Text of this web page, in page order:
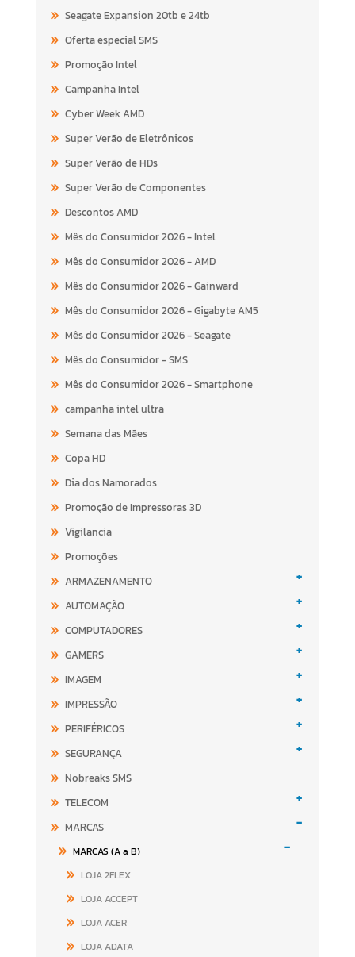
Seagate Expansion 20tb e 24tb
Oferta especial SMS
Promoção Intel
Campanha Intel
Cyber Week AMD
Super Verão de Eletrônicos
Super Verão de HDs
Super Verão de Componentes
Descontos AMD
Mês do Consumidor 2026 - Intel
Mês do Consumidor 2026 - AMD
Mês do Consumidor 2026 - Gainward
Mês do Consumidor 2026 - Gigabyte AM5
Mês do Consumidor 2026 - Seagate
Mês do Consumidor - SMS
Mês do Consumidor 2026 - Smartphone
campanha intel ultra
Semana das Mães
Copa HD
Dia dos Namorados
Promoção de Impressoras 3D
Vigilancia
Promoções
ARMAZENAMENTO
+
AUTOMAÇÃO +
COMPUTADORES +
GAMERS +
IMAGEM +
IMPRESSÃO +
PERIFÉRICOS +
SEGURANÇA +
Nobreaks SMS
TELECOM
+
MARCAS -
MARCAS (A a B) -
LOJA 2FLEX
LOJA ACCEPT
LOJA ACER
LOJA ADATA